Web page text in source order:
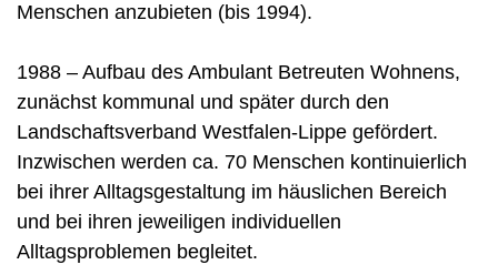
Menschen anzubieten (bis 1994).
1988 – Aufbau des Ambulant Betreuten Wohnens,
zunächst kommunal und später durch den
Landschaftsverband Westfalen-Lippe gefördert.
Inzwischen werden ca. 70 Menschen kontinuierlich
bei ihrer Alltagsgestaltung im häuslichen Bereich
und bei ihren jeweiligen individuellen
Alltagsproblemen begleitet.